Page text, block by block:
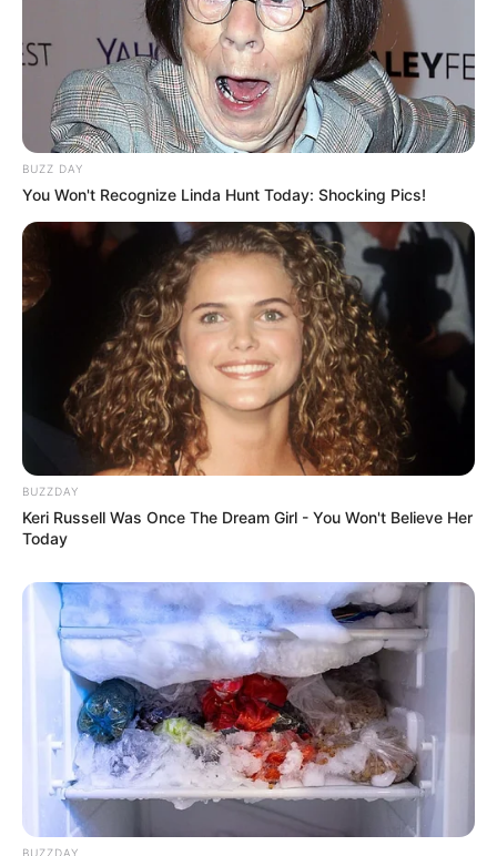
BUZZ DAY
You Won't Recognize Linda Hunt Today: Shocking Pics!
BUZZDAY
Keri Russell Was Once The Dream Girl - You Won't Believe Her
Today
BUZZDAY